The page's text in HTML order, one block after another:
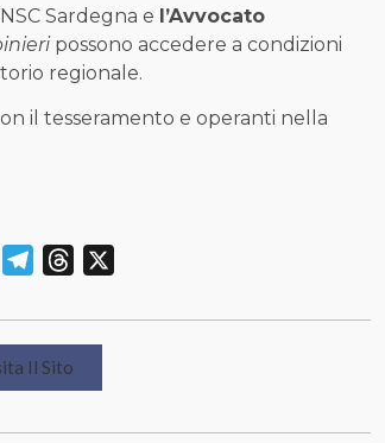
Sardegna e l’Avvocato
possono accedere a condizioni
regionale.
il tesseramento e operanti nella
MessengerTelegramThreads
Il Sito